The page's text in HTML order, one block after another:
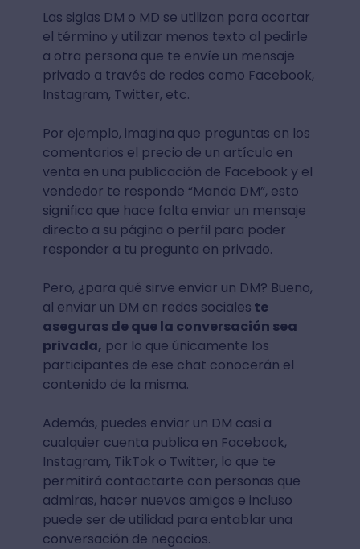
Las siglas DM o MD se utilizan para acortar
el término y utilizar menos texto al pedirle
a otra persona que te envíe un mensaje
privado a través de redes como Facebook,
Instagram, Twitter, etc.
Por ejemplo, imagina que preguntas en los
comentarios el precio de un artículo en
venta en una publicación de Facebook y el
vendedor te responde “Manda DM”, esto
significa que hace falta enviar un mensaje
directo a su página o perfil para poder
responder a tu pregunta en privado.
Pero, ¿para qué sirve enviar un DM? Bueno,
al enviar un DM en redes sociales te
aseguras de que la conversación sea
privada, por lo que únicamente los
participantes de ese chat conocerán el
contenido de la misma.
Además, puedes enviar un DM casi a
cualquier cuenta publica en Facebook,
Instagram, TikTok o Twitter, lo que te
permitirá contactarte con personas que
admiras, hacer nuevos amigos e incluso
puede ser de utilidad para entablar una
conversación de negocios.